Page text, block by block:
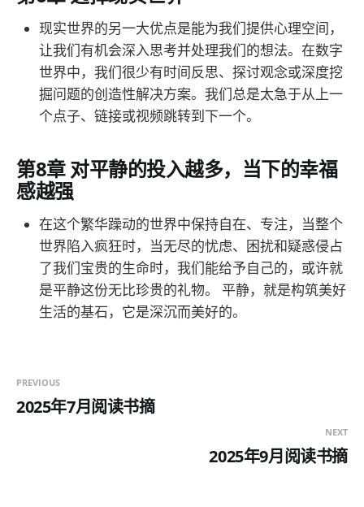
现实世界的另一大优点是能为我们提供心理空间，
让我们有机会深入思考并处理我们的想法。在数字
世界中，我们很少有时间反思、探讨观念或深度挖
掘问题的创造性解决方案。我们总是太急于从上一
个点子、链接或视频跳转到下一个。
第8章 对平静的投入越多，当下的幸福
感越强
在这个繁华躁动的世界中保持自在、专注，当整个
世界陷入疯狂时，当无尽的忧虑、困扰和疑惑侵占
了我们宝贵的生命时，我们能给予自己的，或许就
是平静这份无比珍贵的礼物。 平静，就是构筑美好
生活的基石，它是深沉而美好的。
PREVIOUS
2025年7月阅读书摘
NEXT
2025年9月阅读书摘